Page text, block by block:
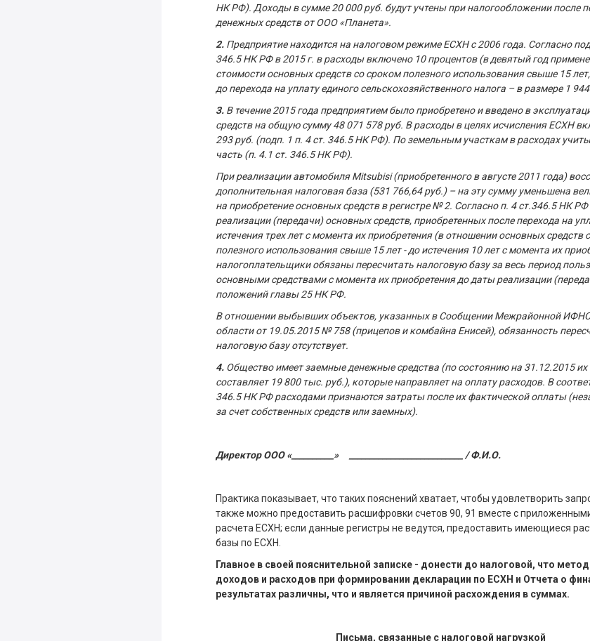
НК РФ). Доходы в сумме 20 000 руб. будут учтены при налогообложении после
денежных средств от ООО «Планета».
2. Предприятие находится на налоговом режиме ЕСХН с 2006 года. Согласно
346.5 НК РФ в 2015 г. в расходы включено 10 процентов (в девятый год
стоимости основных средств со сроком полезного использования свыше 15
до перехода на уплату единого сельскохозяйственного налога – в размере 1
3. В течение 2015 года предприятием было приобретено и введено в
средств на общую сумму 48 071 578 руб. В расходы в целях исчисления ЕСХН
293 руб. (подп. 1 п. 4 ст. 346.5 НК РФ). По земельным участкам в расходах
часть (п. 4.1 ст. 346.5 НК РФ).
При реализации автомобиля Mitsubisi (приобретенного в августе 2011 года)
дополнительная налоговая база (531 766,64 руб.) – на эту сумму уменьшена
на приобретение основных средств в регистре № 2. Согласно п. 4 ст.346.5 НК РФ
реализации (передачи) основных средств, приобретенных после перехода на
истечения трех лет с момента их приобретения (в отношении основных средств
полезного использования свыше 15 лет - до истечения 10 лет с момента их
налогоплательщики обязаны пересчитать налоговую базу за весь период
основными средствами с момента их приобретения до даты реализации
положений главы 25 НК РФ.
В отношении выбывших объектов, указанных в Сообщении Межрайонной
области от 19.05.2015 № 758 (прицепов и комбайна Енисей), обязанность
налоговую базу отсутствует.
4. Общество имеет заемные денежные средства (по состоянию на 31.12.2015 их
составляет 19 800 тыс. руб.), которые направляет на оплату расходов. В
346.5 НК РФ расходами признаются затраты после их фактической оплаты
за счет собственных средств или заемных).
Директор ООО «__________» ___________________________ / Ф.И.О.
Практика показывает, что таких пояснений хватает, чтобы удовлетворить
также можно предоставить расшифровки счетов 90, 91 вместе с
расчета ЕСХН; если данные регистры не ведутся, предоставить имеющиеся
базы по ЕСХН.
Главное в своей пояснительной записке - донести до налоговой, что
доходов и расходов при формировании декларации по ЕСХН и Отчета о
результатах различны, что и является причиной расхождения в суммах.
Письма, связанные с налоговой нагрузкой